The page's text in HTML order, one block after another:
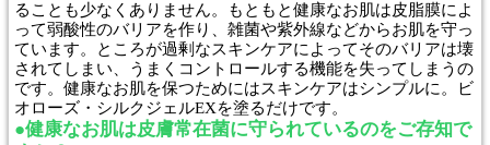
ることも少なくありません。もともと健康なお肌は皮脂膜によ
って弱酸性のバリアを作り、雑菌や紫外線などからお肌を守っ
ています。ところが過剰なスキンケアによってそのバリアは壊
されてしまい、うまくコントロールする機能を失ってしまうの
です。健康なお肌を保つためにはスキンケアはシンプルに。ビ
オローズ・シルクジェルEXを塗るだけです。
●健康なお肌は皮膚常在菌に守られているのをご存知で